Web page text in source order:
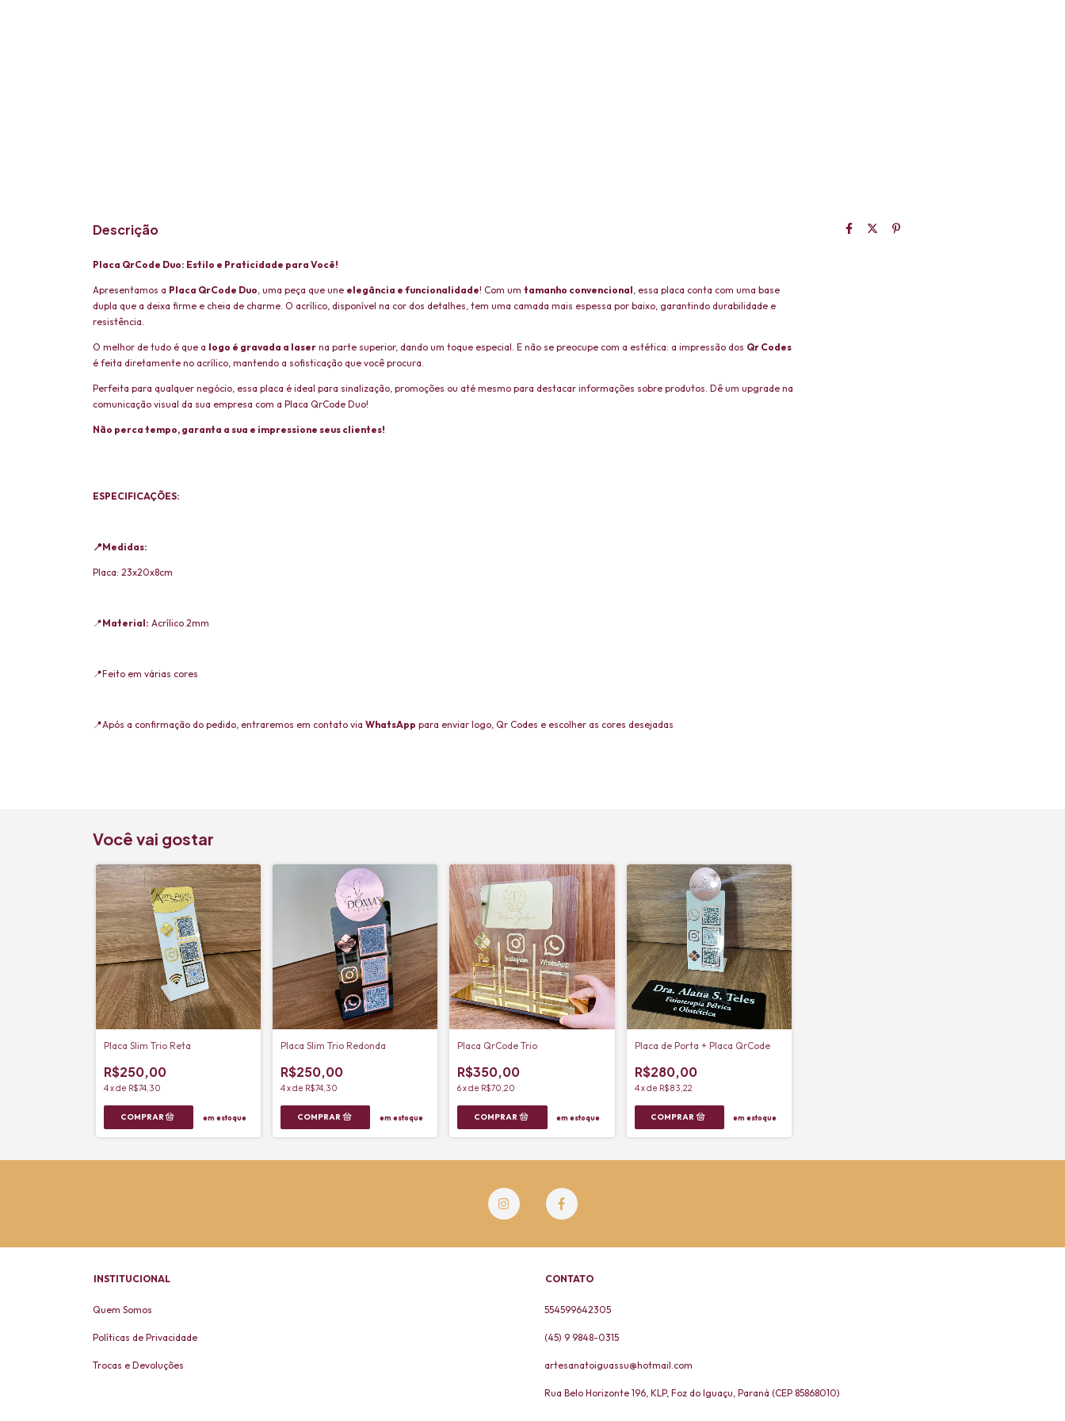
Descrição
Placa QrCode Duo: Estilo e Praticidade para Você!
Apresentamos a Placa QrCode Duo, uma peça que une elegância e funcionalidade! Com um tamanho convencional, essa placa conta com uma base
dupla que a deixa firme e cheia de charme. O acrílico, disponível na cor dos detalhes, tem uma camada mais espessa por baixo, garantindo durabilidade e
resistência.
O melhor de tudo é que a logo é gravada a laser na parte superior, dando um toque especial. E não se preocupe com a estética: a impressão dos Qr Codes
é feita diretamente no acrílico, mantendo a sofisticação que você procura.
Perfeita para qualquer negócio, essa placa é ideal para sinalização, promoções ou até mesmo para destacar informações sobre produtos. Dê um upgrade na
comunicação visual da sua empresa com a Placa QrCode Duo!
Não perca tempo, garanta a sua e impressione seus clientes!
ESPECIFICAÇÕES:
📍Medidas:
Placa: 23x20x8cm
📍Material: Acrílico 2mm
📍Feito em várias cores
📍Após a confirmação do pedido, entraremos em contato via WhatsApp para enviar logo, Qr Codes e escolher as cores desejadas
Você vai gostar
Placa Slim Trio Reta
R$250,00
4xde R$74,30
em estoque
Placa Slim Trio Redonda
R$250,00
4xde R$74,30
em estoque
Placa QrCode Trio
R$350,00
6xde R$70,20
em estoque
Placa de Porta + Placa QrCode
R$280,00
4 xde R$83,22
em estoque
INSTITUCIONAL
Quem Somos
Políticas de Privacidade
Trocas e Devoluções
CONTATO
554599642305
(45) 9 9848-0315
artesanatoiguassu@hotmail.com
Rua Belo Horizonte 196, KLP, Foz do Iguaçu, Paraná (CEP 85868010)